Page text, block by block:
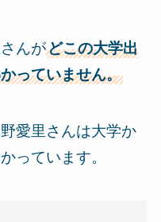
んがどこの大学出
っていません。
愛里さんは大学か
っています。